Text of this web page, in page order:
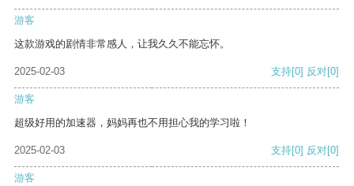
游客
这款游戏的剧情非常感人，让我久久不能忘怀。
2025-02-03 支持[0] 反对[0]
游客
超级好用的加速器，妈妈再也不用担心我的学习啦！
2025-02-03 支持[0] 反对[0]
游客